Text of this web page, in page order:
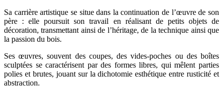
Sa carrière artistique se situe dans la continuation de l’œuvre de son
père : elle poursuit son travail en réalisant de petits objets de
décoration, transmettant ainsi de l’héritage, de la technique ainsi que
la passion du bois.
Ses œuvres, souvent des coupes, des vides-poches ou des boîtes
sculptées se caractérisent par des formes libres, qui mêlent parties
polies et brutes, jouant sur la dichotomie esthétique entre rusticité et
abstraction.